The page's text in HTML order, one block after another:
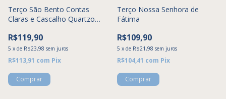
Terço São Bento Contas
Claras e Cascalho Quartzo
R$119,90
5 x de R$23,98 sem juros
R$113,91 com Pix
Terço Nossa Senhora de
Fátima
R$109,90
5 x de R$21,98 sem juros
R$104,41 com Pix